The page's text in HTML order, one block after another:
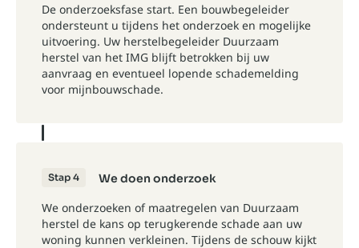
De onderzoeksfase start. Een bouwbegeleider
ondersteunt u tijdens het onderzoek en mogelijke
uitvoering. Uw herstelbegeleider Duurzaam
herstel van het IMG blijft betrokken bij uw
aanvraag en eventueel lopende schademelding
voor mijnbouwschade.
Stap 4 We doen onderzoek
We onderzoeken of maatregelen van Duurzaam
herstel de kans op terugkerende schade aan uw
woning kunnen verkleinen. Tijdens de schouw kijkt